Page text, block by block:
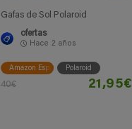
Gafas de Sol Polaroid
ofertas
Hace 2 años
Amazon España Polaroid
40€ 21,95€